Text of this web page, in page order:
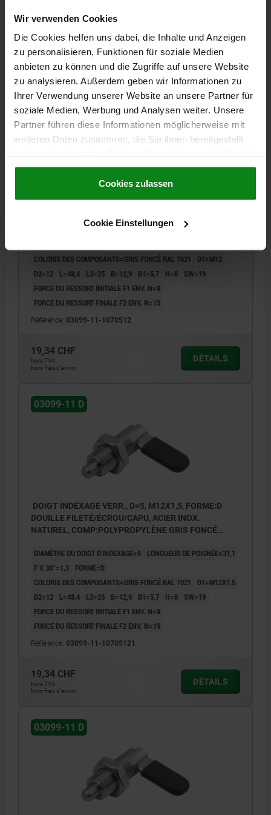
Wir verwenden Cookies
Die Cookies helfen uns dabei, die Inhalte und Anzeigen
zu personalisieren, Funktionen für soziale Medien
anbieten zu können und die Zugriffe auf unsere Website
zu analysieren. Außerdem geben wir Informationen zu
Ihrer Verwendung unserer Website an unsere Partner für
soziale Medien, Werbung und Analysen weiter. Unsere
Partner führen diese Informationen möglicherweise mit
weiteren Daten zusammen, die Sie ihnen bereitgestellt
gesammelt haben.Cookie Richtlinien
Datenschutz|AGB
Cookies zulassen
Cookie Einstellungen
hors TVA
DÉTAILS
03099-11 D
DOIGT INDEXAGE VERR., D=5, M12, FORME:D
DIAMÈTRE DU DOIGT D'INDEXAGE=5
LONGUEUR DE POIGNÉE=31,1
COLORIS DES COMPOSANTS=GRIS FONCÉ RAL 7021
D1=M12
D2=12
L=48,4 L3=25 B=12,9 B1=5,7 H=8
SW=19
FORCE DU RESSORT INITIALE F1 ENV. N=8
FORCE DU RESSORT FINALE F2 ENV. N=15
Référence: 03099-11-1070512
19,34 CHF
hors TVA
hors frais d’envoi
DÉTAILS
03099-11 D
DOIGT INDEXAGE VERR., D=5, M12X1,5, FORME:D
DOUILLE FILETÉ/ÉCROU/CAPU, ACIER INOX.
NATUREL, COMP:POLYPROPYLÈNE GRIS FONCÉ
DIAMÈTRE DU DOIGT D'INDEXAGE=5
LONGUEUR DE POIGNÉE=31,1
F X 30°=1,3
FORME=D
COLORIS DES COMPOSANTS=GRIS FONCÉ RAL 7021
D1=M12X1,5
D2=12
L=48,4 L3=25 B=12,9 B1=5,7 H=8
SW=19
FORCE DU RESSORT INITIALE F1 ENV. N=8
FORCE DU RESSORT FINALE F2 ENV. N=15
Référence: 03099-11-10705121
19,34 CHF
hors TVA
hors frais d’envoi
DÉTAILS
03099-11 D